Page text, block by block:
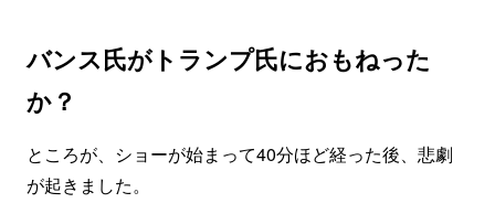
バンス氏がトランプ氏におもねった
か？
ところが、ショーが始まって40分ほど経った後、悲劇
が起きました。